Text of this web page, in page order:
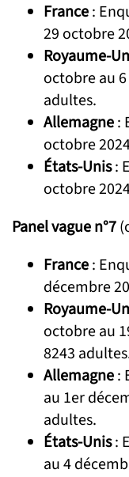
France:
29 octobre
Royaume-
octobre au
adultes.
Allemagne:
octobre
États-Unis:
octobre
Panel vague n°7
France:
décembre
Royaume-
octobre au
8243
Allemagne:
au 1er
adultes.
États-Unis:
au 4